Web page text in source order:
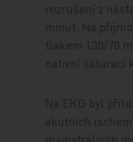
rozrušení z
minut. Na
tlakem 130/70
nativní saturací
Na EKG byl
akutních